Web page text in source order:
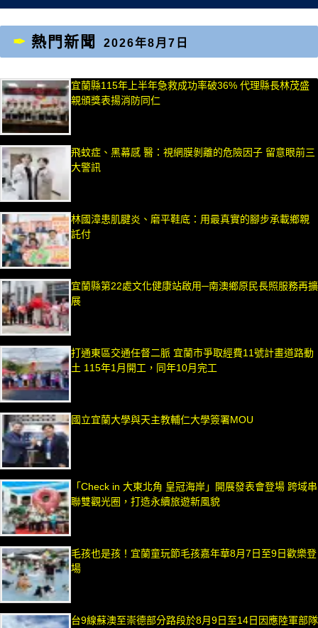
熱門新聞 2026年8月7日
宜蘭縣115年上半年急救成功率破36% 代理縣長林茂盛
親頒獎表揚消防同仁
飛蚊症、黑幕感 醫：視網膜剝離的危險因子 留意眼前三
大警訊
林國漳患肌腱炎、磨平鞋底：用最真實的腳步承載鄉親
託付
宜蘭縣第22處文化健康站啟用─南澳鄉原民長照服務再擴
展
打通東區交通任督二脈 宜蘭市爭取經費11號計畫道路動
土 115年1月開工，同年10月完工
國立宜蘭大學與天主教輔仁大學簽署MOU
「Check in 大東北角 皇冠海岸」開展發表會登場 跨域串
聯雙觀光圈，打造永續旅遊新風貌
毛孩也是孩！宜蘭童玩節毛孩嘉年華8月7日至9日歡樂登
場
台9線蘇澳至崇德部分路段於8月9日至14日因應陸軍部隊